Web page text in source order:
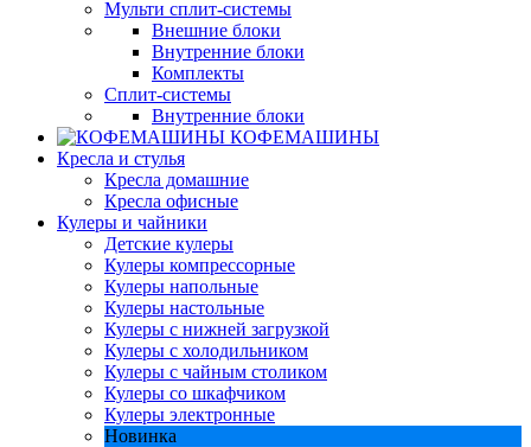
Мульти сплит-системы
Внешние блоки
Внутренние блоки
Комплекты
Сплит-системы
Внутренние блоки
КОФЕМАШИНЫ
Кресла и стулья
Кресла домашние
Кресла офисные
Кулеры и чайники
Детские кулеры
Кулеры компрессорные
Кулеры напольные
Кулеры настольные
Кулеры с нижней загрузкой
Кулеры с холодильником
Кулеры с чайным столиком
Кулеры со шкафчиком
Кулеры электронные
Новинка